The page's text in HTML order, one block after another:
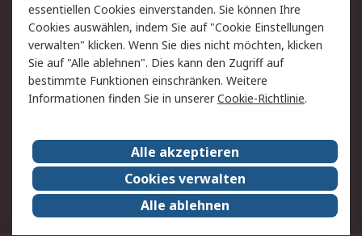
AGB
Datenschutz
Cookie-Richtlinie
Zahlungsbedingungen
Copyright/Impressum
Über RS
Karriere bei RS
Nachhaltigkeit
Qualität/Umwelt/ZertifikatePresse-Center
Event-Center
essentiellen Cookies einverstanden. Sie können Ihre
Cookies auswählen, indem Sie auf "Cookie Einstellungen
verwalten" klicken. Wenn Sie dies nicht möchten, klicken
Sie auf "Alle ablehnen". Dies kann den Zugriff auf
bestimmte Funktionen einschränken. Weitere
Informationen finden Sie in unsererCookie-Richtlinie.
Alle akzeptieren
Cookies verwalten
Alle ablehnen